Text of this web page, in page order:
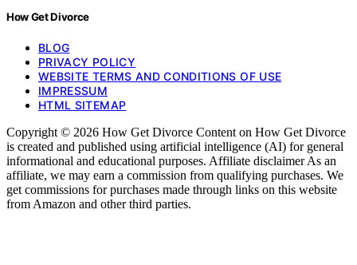
How Get Divorce
BLOG
PRIVACY POLICY
WEBSITE TERMS AND CONDITIONS OF USE
IMPRESSUM
HTML SITEMAP
Copyright © 2026 How Get Divorce Content on How Get Divorce
is created and published using artificial intelligence (AI) for general
informational and educational purposes. Affiliate disclaimer As an
affiliate, we may earn a commission from qualifying purchases. We
get commissions for purchases made through links on this website
from Amazon and other third parties.